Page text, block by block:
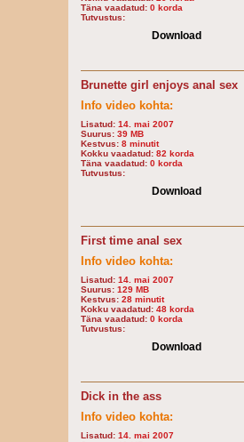
Täna vaadatud: 0 korda
Tutvustus:
Download
Brunette girl enjoys anal sex
Info video kohta:
Lisatud: 14. mai 2007
Suurus: 39 MB
Kestvus: 8 minutit
Kokku vaadatud: 82 korda
Täna vaadatud: 0 korda
Tutvustus:
Download
First time anal sex
Info video kohta:
Lisatud: 14. mai 2007
Suurus: 129 MB
Kestvus: 28 minutit
Kokku vaadatud: 48 korda
Täna vaadatud: 0 korda
Tutvustus:
Download
Dick in the ass
Info video kohta:
Lisatud: 14. mai 2007